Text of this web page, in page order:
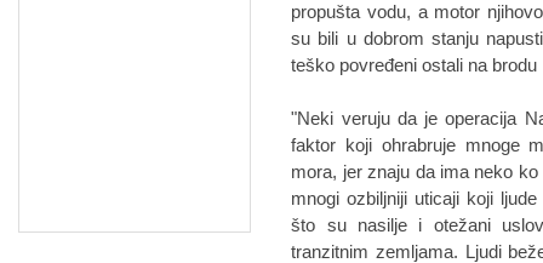
propušta vodu, a motor
su bili u dobrom stanju
teško povređeni ostali na
"Neki veruju da je operacija
faktor koji ohrabruje mnoge
mora, jer znaju da ima neko
mnogi ozbiljniji uticaji koji
što su nasilje i otežani
tranzitnim zemljama. Ljudi